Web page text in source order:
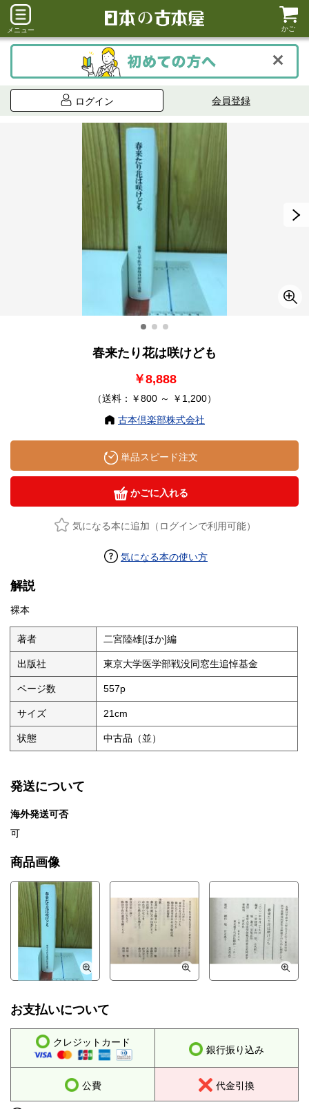
メニュー かご
ログイン 会員登録
春来たり花は咲けども
￥8,888
（送料：￥800 ～ ￥1,200）
古本倶楽部株式会社
単品スピード注文
かごに入れる
気になる本に追加（ログインで利用可能）
気になる本の使い方
解説
裸本
著者 二宮陸雄[ほか]編
出版社 東京大学医学部戦没同窓生追悼基金
ページ数 557p
サイズ 21cm
状態 中古品（並）
発送について
海外発送可否
可
商品画像
お支払いについて
クレジットカード
銀行振り込み
公費 代金引換